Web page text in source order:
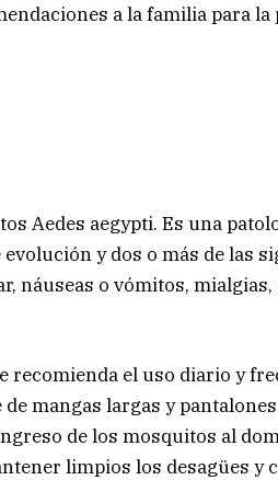
a la familia para la
Aedes aegypti. Es una
y dos o más de las
náuseas o vómitos,
recomienda el uso diario y
mangas largas y
de los mosquitos al
limpios los desagües y